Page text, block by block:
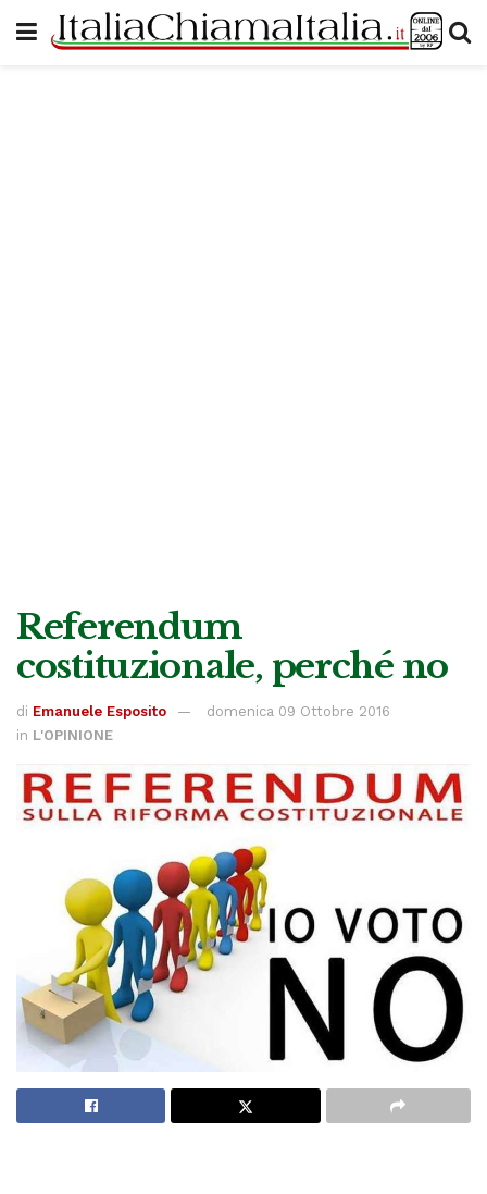
Referendum
costituzionale, perché no
di Emanuele Esposito
domenica 09 Ottobre 2016
in L'OPINIONE